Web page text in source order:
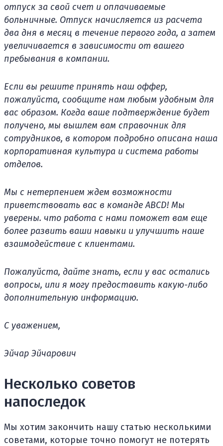
отпуск за свой счет и оплачиваемые
больничные. Отпуск начисляется из расчета
два дня в месяц в течение первого года, а затем
увеличивается в зависимости от вашего
пребывания в компании.
Если вы решите принять наш оффер,
пожалуйста, сообщите нам любым удобным для
вас образом. Когда ваше подтверждение будет
получено, мы вышлем вам справочник для
сотрудников, в котором подробно описана наша
корпоративная культура и система работы
отделов.
Мы с нетерпением ждем возможности
приветствовать вас в команде ABCD! Мы
уверены. что работа с нами поможет вам еще
более развить ваши навыки и улучшить наше
взаимодействие с клиентами.
Пожалуйста, дайте знать, если у вас остались
вопросы, или я могу предоставить какую-либо
дополнительную информацию.
С уважением,
Эйчар Эйчарович
Несколько советов
напоследок
Мы хотим закончить нашу статью несколькими
советами, которые точно помогут не потерять